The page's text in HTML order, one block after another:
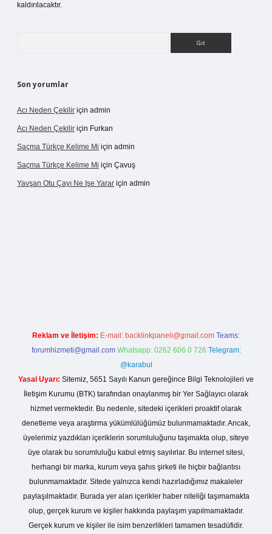
kaldırılacaktır.
Son yorumlar
Acı Neden Çekilir için admin
Acı Neden Çekilir için Furkan
Saçma Türkçe Kelime Mi için admin
Saçma Türkçe Kelime Mi için Çavuş
Yavşan Otu Çayı Ne Işe Yarar için admin
Reklam ve İletişim: E-mail: backlinkpaneli@gmail.com Teams:
forumhizmeti@gmail.com Whatsapp: 0262 606 0 726 Telegram:
@karabul
Yasal Uyarı: Sitemiz, 5651 Sayılı Kanun gereğince Bilgi Teknolojileri ve
İletişim Kurumu (BTK) tarafından onaylanmış bir Yer Sağlayıcı olarak
hizmet vermektedir. Bu nedenle, sitedeki içerikleri proaktif olarak
denetleme veya araştırma yükümlülüğümüz bulunmamaktadır. Ancak,
üyelerimiz yazdıkları içeriklerin sorumluluğunu taşımakta olup, siteye
üye olarak bu sorumluluğu kabul etmiş sayılırlar. Bu internet sitesi,
herhangi bir marka, kurum veya şahıs şirketi ile hiçbir bağlantısı
bulunmamaktadır. Sitede yalnızca kendi hazırladığımız makaleler
paylaşılmaktadır. Burada yer alan içerikler haber niteliği taşımamakta
olup, gerçek kurum ve kişiler hakkında paylaşım yapılmamaktadır.
Gerçek kurum ve kişiler ile isim benzerlikleri tamamen tesadüfidir.